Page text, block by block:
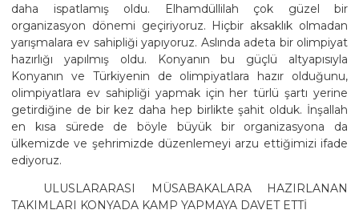
daha ispatlamış oldu. Elhamdüllilah çok güzel bir
organizasyon dönemi geçiriyoruz. Hiçbir aksaklık olmadan
yarışmalara ev sahipliği yapıyoruz. Aslında adeta bir olimpiyat
hazırlığı yapılmış oldu. Konyanın bu güçlü altyapısıyla
Konyanın ve Türkiyenin de olimpiyatlara hazır olduğunu,
olimpiyatlara ev sahipliği yapmak için her türlü şartı yerine
getirdiğine de bir kez daha hep birlikte şahit olduk. İnşallah
en kısa sürede de böyle büyük bir organizasyona da
ülkemizde ve şehrimizde düzenlemeyi arzu ettiğimizi ifade
ediyoruz.
ULUSLARARASI MÜSABAKALARA HAZIRLANAN
TAKIMLARI KONYADA KAMP YAPMAYA DAVET ETTİ